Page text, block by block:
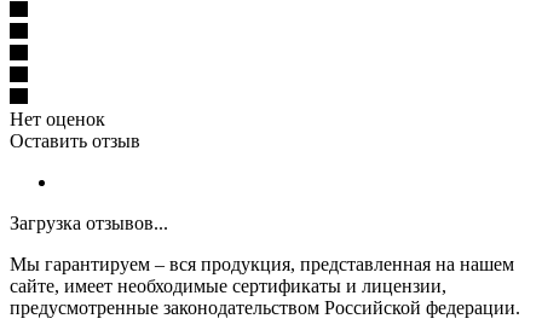
Нет оценок
Оставить отзыв
Загрузка отзывов...
Мы гарантируем – вся продукция, представленная на нашем
сайте, имеет необходимые сертификаты и лицензии,
предусмотренные законодательством Российской федерации.